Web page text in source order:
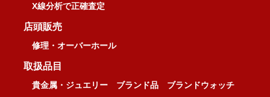
X線分析で正確査定
店頭販売
修理・オーバーホール
取扱品目
貴金属・ジュエリー ブランド品
ブランドウォッチ